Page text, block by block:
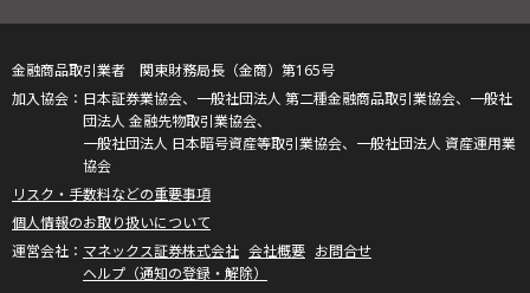
金融商品取引業者 関東財務局長（金商）第165号
日本証券業協会、一般社団法人 第二種金融商品取引業協会、一般社
団法人 金融先物取引業協会、
一般社団法人 日本暗号資産等取引業協会、一般社団法人 資産運用業
協会
リスク・手数料などの重要事項
個人情報のお取り扱いについて
マネックス証券株式会社 会社概要 お問合せ
ヘルプ（通知の登録・解除）